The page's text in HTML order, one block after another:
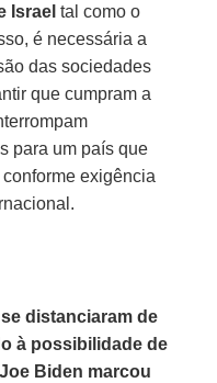
Israel tal como o
é necessária a
das sociedades
que cumpram a
para um país que
exigência
distanciaram de
à possibilidade de
Biden marcou